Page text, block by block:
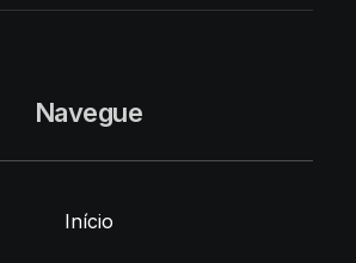
Navegue
Início